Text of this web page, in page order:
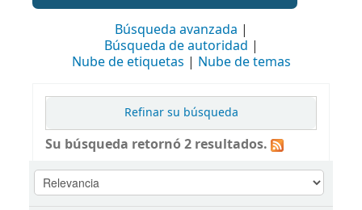
Búsqueda avanzada
Búsqueda de autoridad
Nube de etiquetas
Nube de temas
Refinar su búsqueda
Su búsqueda retornó 2 resultados.